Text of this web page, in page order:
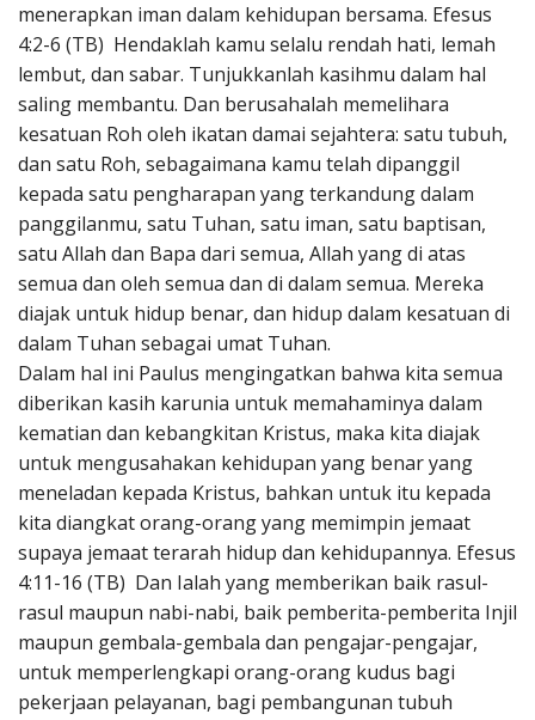
menerapkan iman dalam kehidupan bersama. Efesus
4:2-6 (TB) Hendaklah kamu selalu rendah hati, lemah
lembut, dan sabar. Tunjukkanlah kasihmu dalam hal
saling membantu. Dan berusahalah memelihara
kesatuan Roh oleh ikatan damai sejahtera: satu tubuh,
dan satu Roh, sebagaimana kamu telah dipanggil
kepada satu pengharapan yang terkandung dalam
panggilanmu, satu Tuhan, satu iman, satu baptisan,
satu Allah dan Bapa dari semua, Allah yang di atas
semua dan oleh semua dan di dalam semua. Mereka
diajak untuk hidup benar, dan hidup dalam kesatuan di
dalam Tuhan sebagai umat Tuhan.
Dalam hal ini Paulus mengingatkan bahwa kita semua
diberikan kasih karunia untuk memahaminya dalam
kematian dan kebangkitan Kristus, maka kita diajak
untuk mengusahakan kehidupan yang benar yang
meneladan kepada Kristus, bahkan untuk itu kepada
kita diangkat orang-orang yang memimpin jemaat
supaya jemaat terarah hidup dan kehidupannya. Efesus
4:11-16 (TB) Dan Ialah yang memberikan baik rasul-
rasul maupun nabi-nabi, baik pemberita-pemberita Injil
maupun gembala-gembala dan pengajar-pengajar,
untuk memperlengkapi orang-orang kudus bagi
pekerjaan pelayanan, bagi pembangunan tubuh